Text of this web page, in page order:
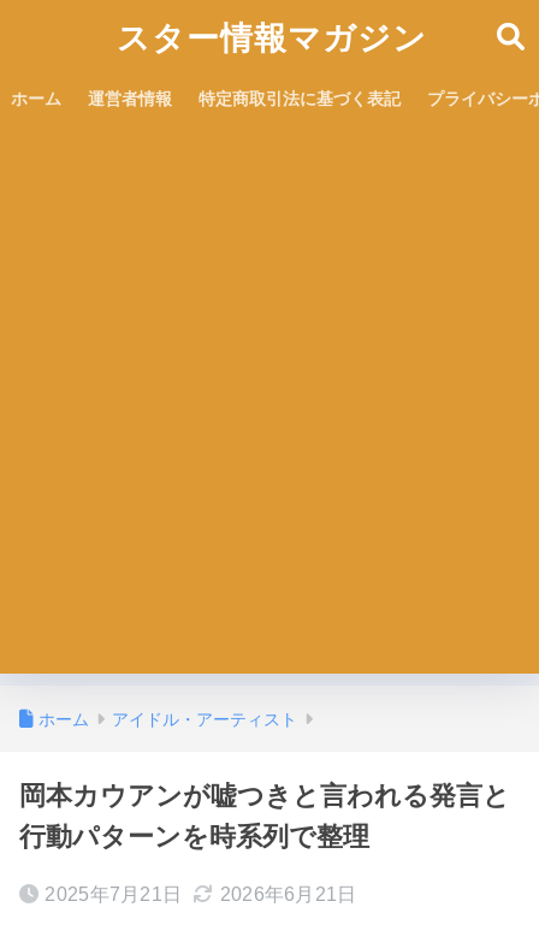
スター情報マガジン
ホーム 運営者情報 特定商取引法に基づく表記 プライバシー
ホーム アイドル・アーティスト
岡本カウアンが嘘つきと言われる発言と
行動パターンを時系列で整理
2025年7月21日 2026年6月21日